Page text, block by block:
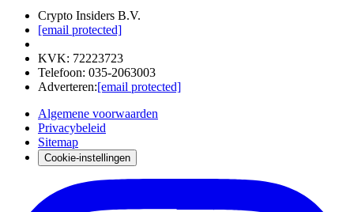
Crypto Insiders B.V.
[email protected]
KVK: 72223723
Telefoon: 035-2063003
Adverteren:[email protected]
Algemene voorwaarden
Privacybeleid
Sitemap
Cookie-instellingen